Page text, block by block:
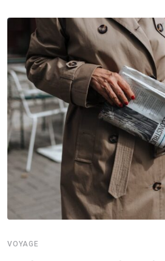
VOYAGE